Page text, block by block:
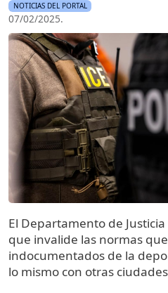
NOTICIAS DEL PORTAL
07/02/2025.
Imagen
El Departamento de
que invalide las normas
indocumentados de la
lo mismo con otras